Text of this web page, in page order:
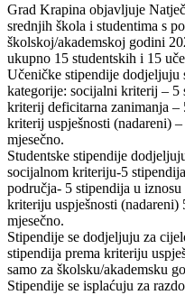
Grad Krapina objavljuje
srednjih škola i studentima s
školskoj/akademskoj godini
ukupno 15 studentskih i 15
Učeničke stipendije dodjeljuju
kategorije: socijalni kriterij – 5
kriterij deficitarna zanimanja –
kriterij uspješnosti (nadareni)
mjesečno.
Studentske stipendije
socijalnom kriteriju-5
područja- 5 stipendija u
kriteriju uspješnosti (nadareni)
mjesečno.
Stipendije se dodjeljuju za
stipendija prema kriteriju
samo za školsku/akademsku
Stipendije se isplaćuju za